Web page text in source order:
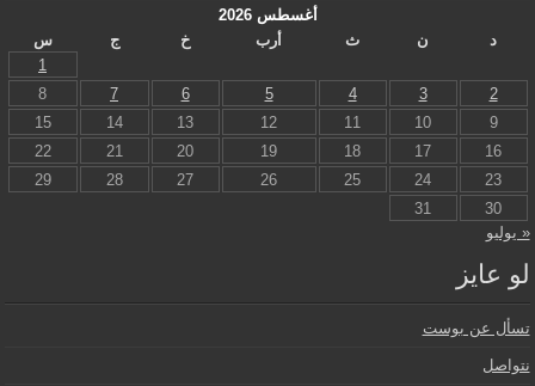
أغسطس 2026
د
ن ث أرب خ ج
س
1
2
3
4
5
6
7
8
9
10
11
12
13
14
15
16
17
18
19
20
21
22
23
24
25
26
27
28
29
30
31
« يوليو
لو عايز
تسأل عن بوست
نتواصل